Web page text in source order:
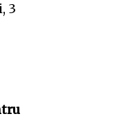
3